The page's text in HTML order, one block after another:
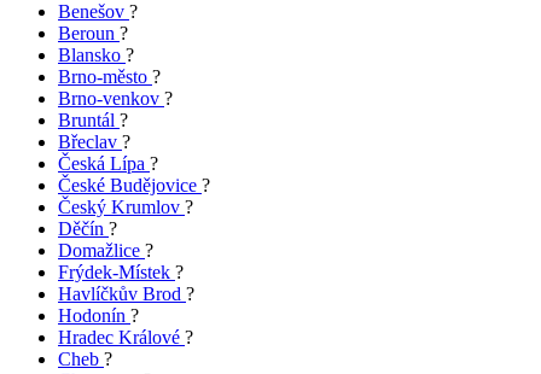
Benešov ?
Beroun ?
Blansko ?
Brno-město ?
Brno-venkov ?
Bruntál ?
Břeclav ?
Česká Lípa ?
České Budějovice ?
Český Krumlov ?
Děčín ?
Domažlice ?
Frýdek-Místek ?
Havlíčkův Brod ?
Hodonín ?
Hradec Králové ?
Cheb ?